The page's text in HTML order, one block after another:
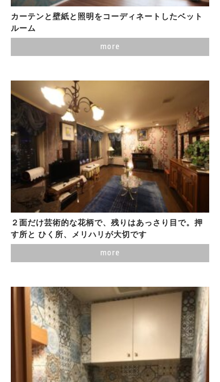
カーテンと壁紙と照明をコーディネートしたベット
ルーム
more
２面だけ芸術的な花柄で、残りはあっさり目で。押
す所と ひく所、メリハリが大切です
more